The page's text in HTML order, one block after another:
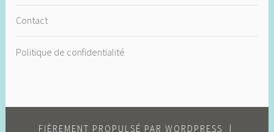
Contact
Politique de confidentialité
FIÈREMENT PROPULSÉ PAR WORDPRESS |